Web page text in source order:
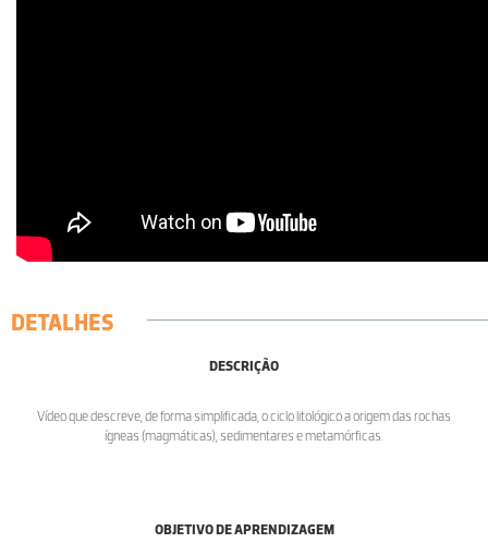
DETALHES
DESCRIÇÃO
Vídeo que descreve, de forma simplificada, o ciclo litológico a origem das rochas
ígneas (magmáticas), sedimentares e metamórficas.
OBJETIVO DE APRENDIZAGEM